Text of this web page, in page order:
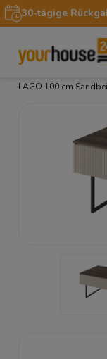
30-tägige
Startseite »
LAGO 100 cm